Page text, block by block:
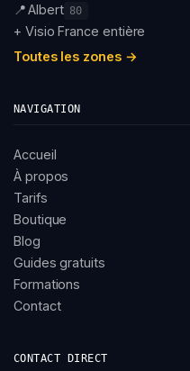
📍Albert 80
+ Visio France entière
Toutes les zones →
NAVIGATION
Accueil
À propos
Tarifs
Boutique
Blog
Guides gratuits
Formations
Contact
CONTACT DIRECT